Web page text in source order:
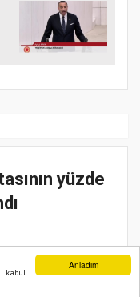
Anladım
kabul
yüzde